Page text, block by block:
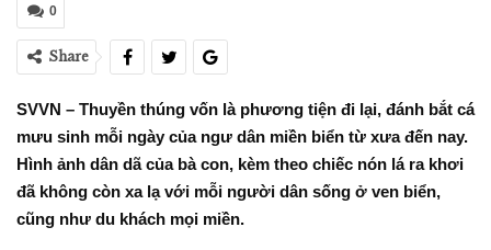
0
Share
SVVN – Thuyền thúng vốn là phương tiện đi lại, đánh bắt cá
mưu sinh mỗi ngày của ngư dân miền biển từ xưa đến nay.
Hình ảnh dân dã của bà con, kèm theo chiếc nón lá ra khơi
đã không còn xa lạ với mỗi người dân sống ở ven biển,
cũng như du khách mọi miền.